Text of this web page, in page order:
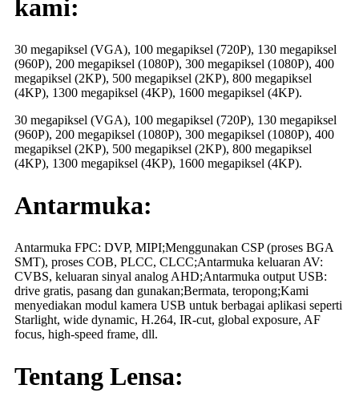
kami:
30 megapiksel (VGA), 100 megapiksel (720P), 130 megapiksel
(960P), 200 megapiksel (1080P), 300 megapiksel (1080P), 400
megapiksel (2KP), 500 megapiksel (2KP), 800 megapiksel
(4KP), 1300 megapiksel (4KP), 1600 megapiksel (4KP).
30 megapiksel (VGA), 100 megapiksel (720P), 130 megapiksel
(960P), 200 megapiksel (1080P), 300 megapiksel (1080P), 400
megapiksel (2KP), 500 megapiksel (2KP), 800 megapiksel
(4KP), 1300 megapiksel (4KP), 1600 megapiksel (4KP).
Antarmuka:
Antarmuka FPC: DVP, MIPI;Menggunakan CSP (proses BGA
SMT), proses COB, PLCC, CLCC;Antarmuka keluaran AV:
CVBS, keluaran sinyal analog AHD;Antarmuka output USB:
drive gratis, pasang dan gunakan;Bermata, teropong;Kami
menyediakan modul kamera USB untuk berbagai aplikasi seperti
Starlight, wide dynamic, H.264, IR-cut, global exposure, AF
focus, high-speed frame, dll.
Tentang Lensa: